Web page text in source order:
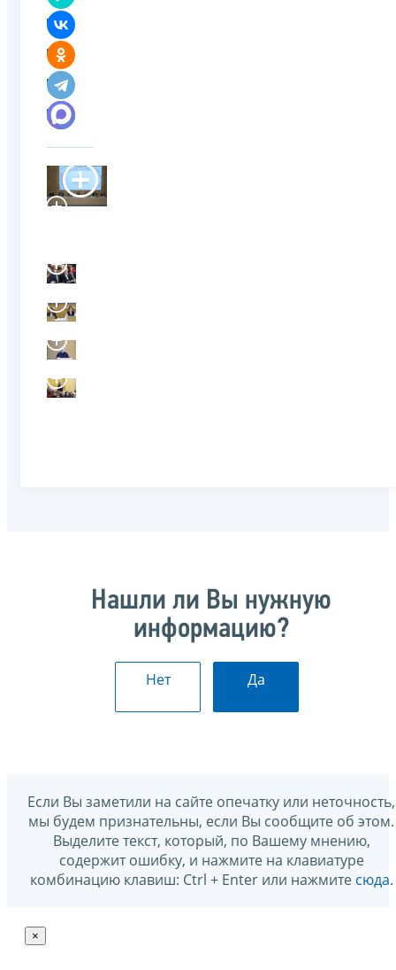
Нашли ли Вы нужную
информацию?
Нет Да
Если Вы заметили на сайте опечатку или неточность,
мы будем признательны, если Вы сообщите об этом.
Выделите текст, который, по Вашему мнению,
содержит ошибку, и нажмите на клавиатуре
комбинацию клавиш: Ctrl + Enter или нажмите сюда.
×